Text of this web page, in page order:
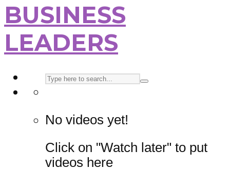
BUSINESS
LEADERS
No videos yet!
Click on "Watch later" to put
videos here